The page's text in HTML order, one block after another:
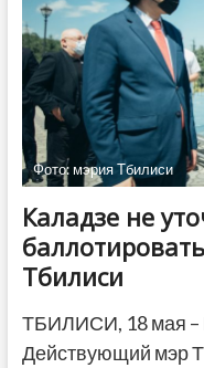
Фото: мэрия Тбилиси
Каладзе не
Тбилиси
ТБИЛИСИ, 18 мая –
Действующий мэр